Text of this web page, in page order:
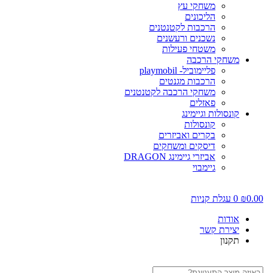
משחקי עץ
הליכונים
הרכבות לקטנטנים
נשכנים ורעשנים
משטחי פעילות
משחקי הרכבה
פליימוביל- playmobil
הרכבות מגנטים
משחקי הרכבה לקטנטנים
פאזלים
קונסולות וגיימינג
קונסולות
בקרים ואביזרים
דיסקים ומשחקים
אביזרי גיימינג DRAGON
גיימבוי
₪
0 עגלת קניות
אודות
יצירת קשר
תקנון